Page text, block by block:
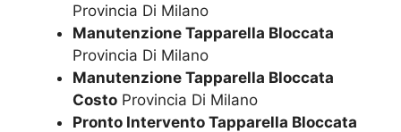
Provincia Di Milano
Manutenzione Tapparella Bloccata
Provincia Di Milano
Manutenzione Tapparella Bloccata
Costo Provincia Di Milano
Pronto Intervento Tapparella Bloccata